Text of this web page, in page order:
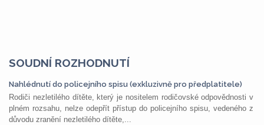
SOUDNÍ ROZHODNUTÍ
Nahlédnutí do policejního spisu (exkluzivně pro předplatitele)
Rodiči nezletilého dítěte, který je nositelem rodičovské odpovědnosti v
plném rozsahu, nelze odepřít přístup do policejního spisu, vedeného z
důvodu zranění nezletilého dítěte,...